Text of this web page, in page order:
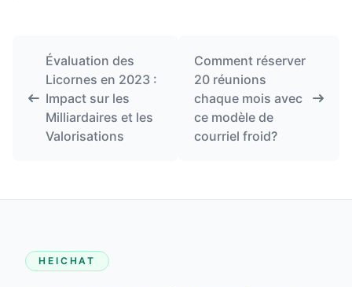
Évaluation des
Licornes en 2023 :
Impact sur les
Milliardaires et les
Valorisations
Comment réserver
20 réunions
chaque mois avec
ce modèle de
courriel froid?
HEICHAT